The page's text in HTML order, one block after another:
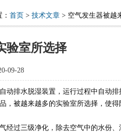
首页 > 技术文章 > 空气发生器被越
验室所选择
09-28
动排水脱湿装置，运行过程中自动
，被越来越多的实验室所选择，使
过三级净化，除去空气中的水份、